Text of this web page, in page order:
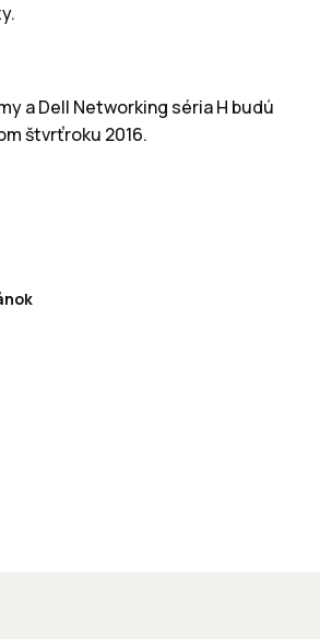
a Dell Networking séria H budú
štvrťroku 2016.